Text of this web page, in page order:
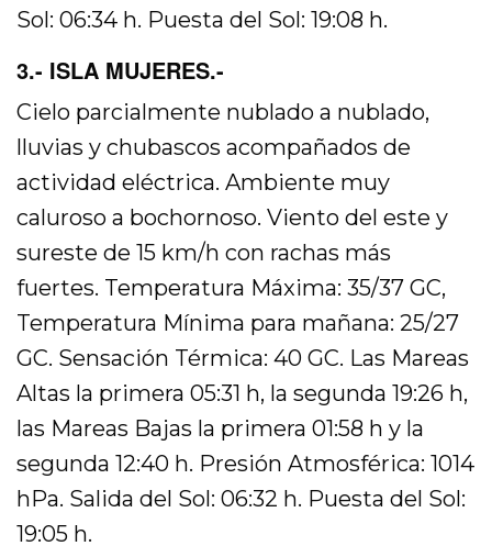
Sol: 06:34 h. Puesta del Sol: 19:08 h.
3.- ISLA MUJERES.-
Cielo parcialmente nublado a nublado,
lluvias y chubascos acompañados de
actividad eléctrica. Ambiente muy
caluroso a bochornoso. Viento del este y
sureste de 15 km/h con rachas más
fuertes. Temperatura Máxima: 35/37 GC,
Temperatura Mínima para mañana: 25/27
GC. Sensación Térmica: 40 GC. Las Mareas
Altas la primera 05:31 h, la segunda 19:26 h,
las Mareas Bajas la primera 01:58 h y la
segunda 12:40 h. Presión Atmosférica: 1014
hPa. Salida del Sol: 06:32 h. Puesta del Sol:
19:05 h.